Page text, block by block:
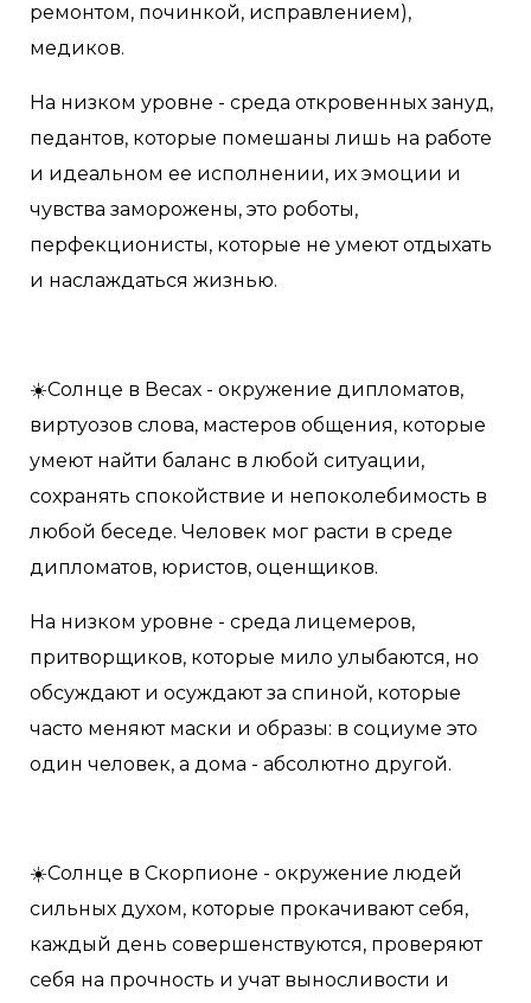
ремонтом, починкой, исправлением),
медиков.
На низком уровне - среда откровенных зануд,
педантов, которые помешаны лишь на работе
и идеальном ее исполнении, их эмоции и
чувства заморожены, это роботы,
перфекционисты, которые не умеют отдыхать
и наслаждаться жизнью.
☀️Солнце в Весах - окружение дипломатов,
виртуозов слова, мастеров общения, которые
умеют найти баланс в любой ситуации,
сохранять спокойствие и непоколебимость в
любой беседе. Человек мог расти в среде
дипломатов, юристов, оценщиков.
На низком уровне - среда лицемеров,
притворщиков, которые мило улыбаются, но
обсуждают и осуждают за спиной, которые
часто меняют маски и образы: в социуме это
один человек, а дома - абсолютно другой.
☀️Солнце в Скорпионе - окружение людей
сильных духом, которые прокачивают себя,
каждый день совершенствуются, проверяют
себя на прочность и учат выносливости и